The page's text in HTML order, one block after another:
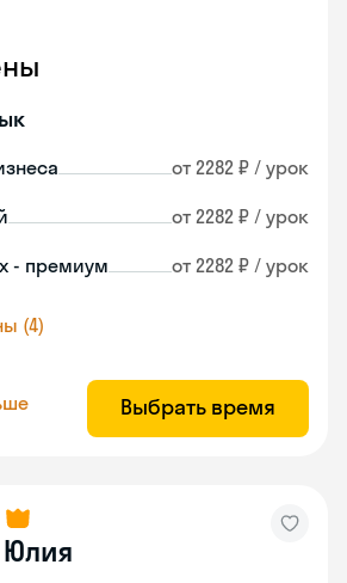
от 2282 ₽ / урок
от 2282 ₽ / урок
- премиум от 2282 ₽ / урок
(4)
Выбрать время
Юлия